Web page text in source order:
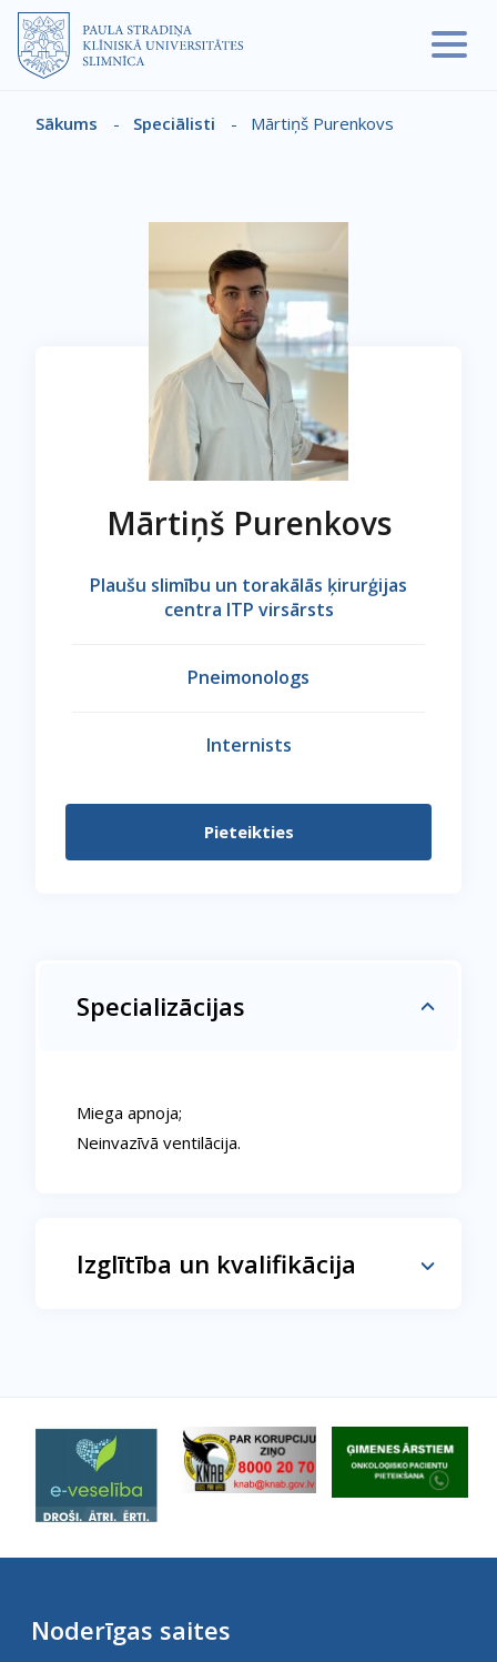
Pārlekt uz galveno saturu
Atpakaļceļš
Sākums - Speciālisti - Mārtiņš Purenkovs
Mārtiņš Purenkovs
Plaušu slimību un torakālās ķirurģijas
centra ITP virsārsts
Pneimonologs
Internists
Pieteikties
Specializācijas
Miega apnoja;
Neinvazīvā ventilācija.
Izglītība un kvalifikācija
Noderīgas saites